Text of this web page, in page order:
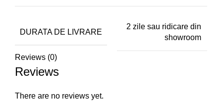
DURATA DE LIVRARE
2 zile sau ridicare din
showroom
Reviews (0)
Reviews
There are no reviews yet.